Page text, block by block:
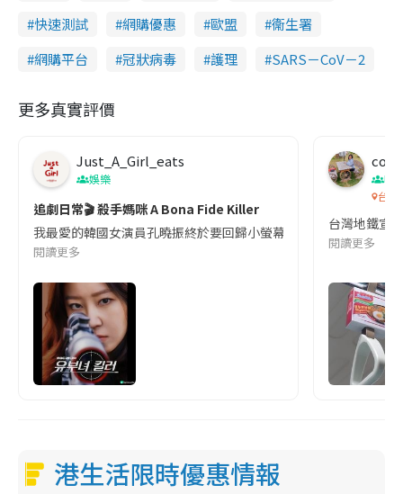
快速測試
網購優惠 歐盟
衞生署
網購平台
冠狀病毒 護理 SARS－CoV－2
更多真實評價
Just_A_Girl_eats
娛樂
追劇日常🎬 殺手媽咪 A Bona Fide Killer
我最愛的韓國女演員孔曉振終於要回歸小螢幕啦!這次的劇本改編
閱讀更多
co
吹
台灣
台灣地鐵宣
閱讀更多
港生活限時優惠情報